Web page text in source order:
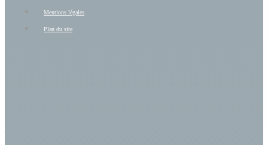
Mentions légales
Plan du site